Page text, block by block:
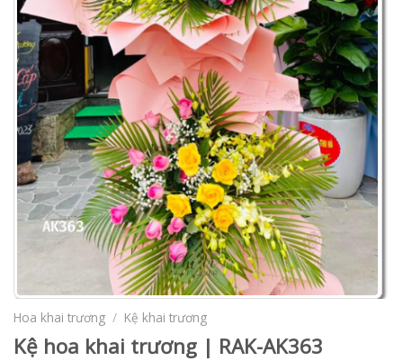
Hoa khai trương / Kệ khai trương
Kệ hoa khai trương | RAK-AK363